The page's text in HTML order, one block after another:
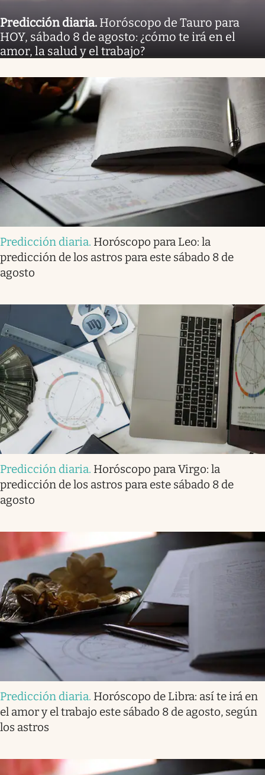
Predicción diaria. Horóscopo de Tauro para
HOY, sábado 8 de agosto: ¿cómo te irá en el
amor, la salud y el trabajo?
Predicción diaria. Horóscopo para Leo: la
predicción de los astros para este sábado 8 de
agosto
Predicción diaria. Horóscopo para Virgo: la
predicción de los astros para este sábado 8 de
agosto
Predicción diaria. Horóscopo de Libra: así te irá en
el amor y el trabajo este sábado 8 de agosto, según
los astros